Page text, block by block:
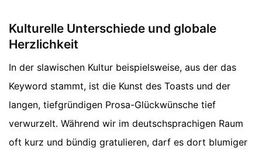
Kulturelle Unterschiede und globale
Herzlichkeit
In der slawischen Kultur beispielsweise, aus der das
Keyword stammt, ist die Kunst des Toasts und der
langen, tiefgründigen Prosa-Glückwünsche tief
verwurzelt. Während wir im deutschsprachigen Raum
oft kurz und bündig gratulieren, darf es dort blumiger